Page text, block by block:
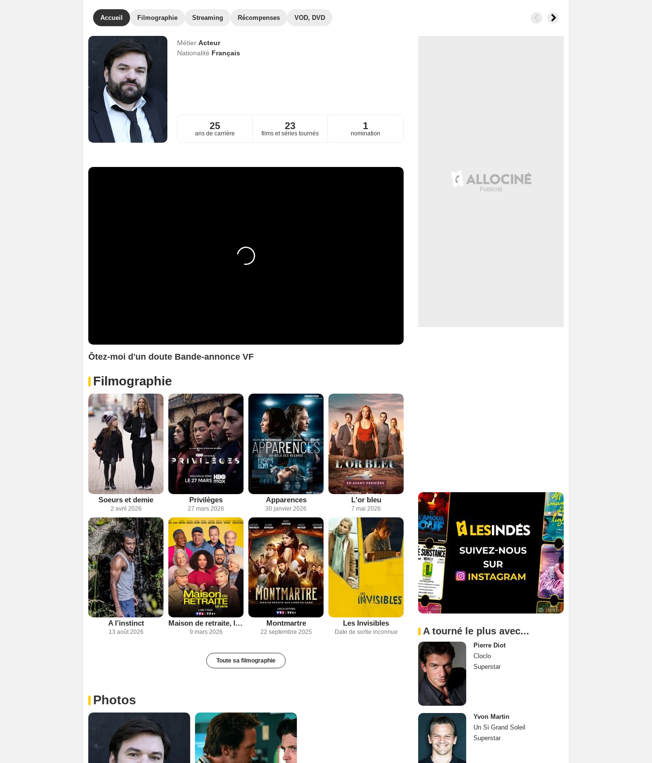
Accueil Filmographie Streaming Récompenses VOD, DVD
Métier Acteur
Nationalité Français
25
ans de carrière
23
films et séries tournés
1
nomination
Ôtez-moi d'un doute Bande-annonce VF
Filmographie
Soeurs et demie
2 avril 2026
Privilèges
27 mars 2026
Apparences
30 janvier 2026
L'or bleu
7 mai 2026
A l’instinct
13 août 2026
Maison de retraite, la série
9 mars 2026
Montmartre
22 septembre 2025
Les Invisibles
Date de sortie inconnue
Toute sa filmographie
Photos
A tourné le plus avec...
Pierre Diot
Cloclo
Superstar
Yvon Martin
Un Si Grand Soleil
Superstar